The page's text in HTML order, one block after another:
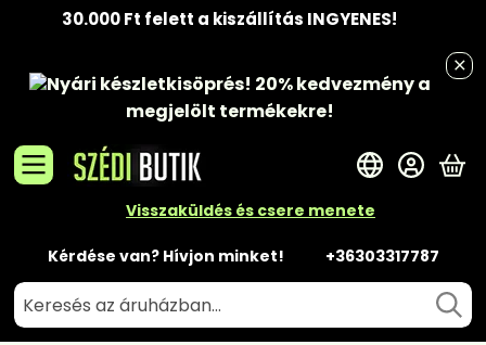
30.000 Ft felett a kiszállítás INGYENES!
Nyári készletkisöprés! 20% kedvezménya
megjelölt termékekre!
Visszaküldés és csere menete
Kérdése van? Hívjon minket! +36303317787
A